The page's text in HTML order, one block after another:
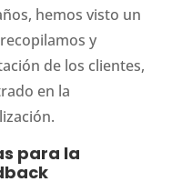
hemos visto un
y
de los clientes,
en la
para la